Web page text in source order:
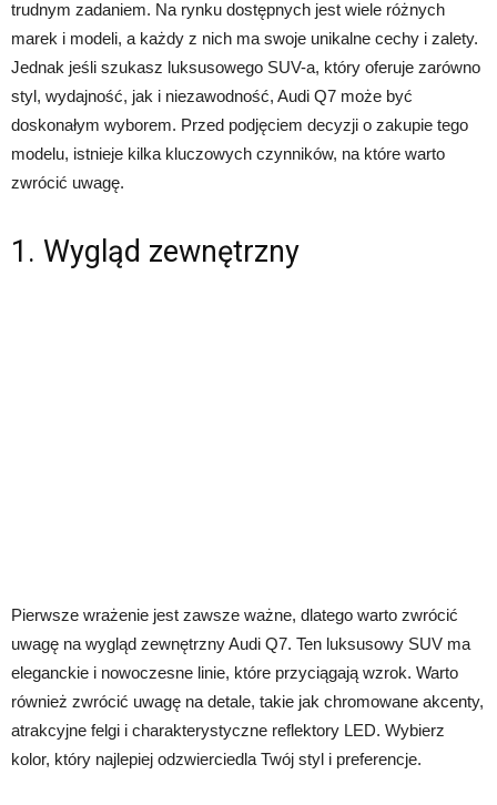
trudnym zadaniem. Na rynku dostępnych jest wiele różnych
marek i modeli, a każdy z nich ma swoje unikalne cechy i zalety.
Jednak jeśli szukasz luksusowego SUV-a, który oferuje zarówno
styl, wydajność, jak i niezawodność, Audi Q7 może być
doskonałym wyborem. Przed podjęciem decyzji o zakupie tego
modelu, istnieje kilka kluczowych czynników, na które warto
zwrócić uwagę.
1. Wygląd zewnętrzny
Pierwsze wrażenie jest zawsze ważne, dlatego warto zwrócić
uwagę na wygląd zewnętrzny Audi Q7. Ten luksusowy SUV ma
eleganckie i nowoczesne linie, które przyciągają wzrok. Warto
również zwrócić uwagę na detale, takie jak chromowane akcenty,
atrakcyjne felgi i charakterystyczne reflektory LED. Wybierz
kolor, który najlepiej odzwierciedla Twój styl i preferencje.